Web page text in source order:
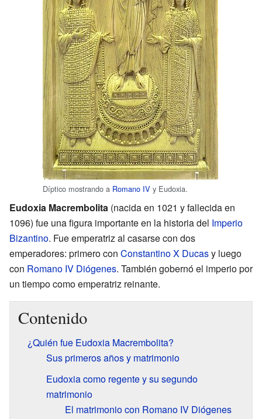
Díptico mostrando a Romano IV y Eudoxia.
Eudoxia Macrembolita (nacida en 1021 y fallecida en
1096) fue una figura importante en la historia del Imperio
Bizantino. Fue emperatriz al casarse con dos
emperadores: primero con Constantino X Ducasy luego
con Romano IV Diógenes. También gobernó el imperio por
un tiempo como emperatriz reinante.
Contenido
¿Quién fue Eudoxia Macrembolita?
Sus primeros años y matrimonio
Eudoxia como regente y su segundo
matrimonio
El matrimonio con Romano IV Diógenes